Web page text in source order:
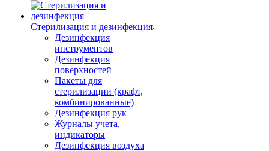
Стерилизация и дезинфекция
Дезинфекция
инструментов
Дезинфекция
поверхностей
Пакеты для
стерилизации (крафт,
комбинированные)
Дезинфекция рук
Журналы учета,
индикаторы
Дезинфекция воздуха